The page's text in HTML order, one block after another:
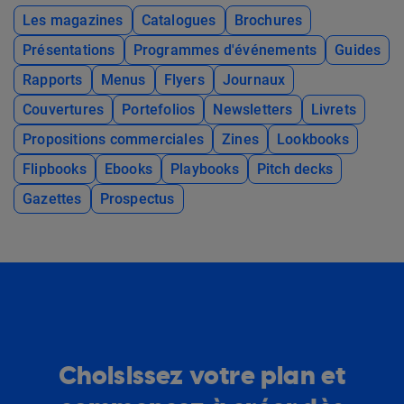
Les magazines Catalogues
Brochures
Présentations
Programmes d'événements
Guides
Rapports
Menus Flyers
Journaux
Couvertures
Portefolios Newsletters
Livrets
Propositions commerciales
Zines
Lookbooks
Flipbooks
Ebooks Playbooks
Pitch decks
Gazettes
Prospectus
Choisissez votre plan et